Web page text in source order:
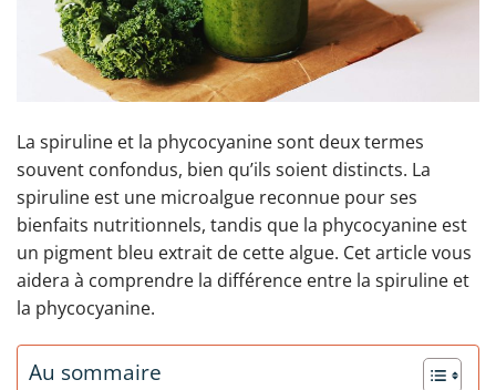
La spiruline et la phycocyanine sont deux termes
souvent confondus, bien qu’ils soient distincts. La
spiruline est une microalgue reconnue pour ses
bienfaits nutritionnels, tandis que la phycocyanine est
un pigment bleu extrait de cette algue. Cet article vous
aidera à comprendre la différence entre la spiruline et
la phycocyanine.
Au sommaire